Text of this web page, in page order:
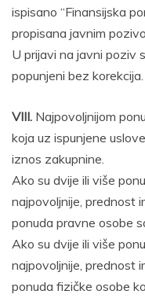
ispisano “Finansijska
propisana javnim
U prijavi na javni poziv
popunjeni bez korekcija.
VIII. Najpovoljnijom
koja uz ispunjene
iznos zakupnine.
Ako su dvije ili više
najpovoljnije, prednost
ponuda pravne osobe
Ako su dvije ili više
najpovoljnije, prednost
ponuda fizičke osobe